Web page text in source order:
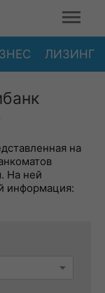
ЛИЗИНГ
на
На ней
информация: